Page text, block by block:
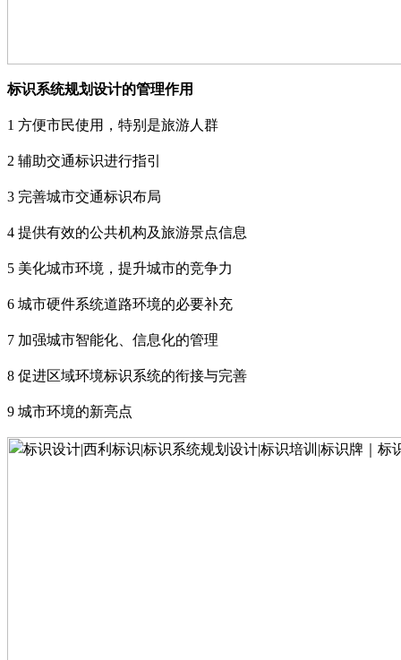
标识系统规划设计的管理作用
1 方便市民使用，特别是旅游人群
2 辅助交通标识进行指引
3 完善城市交通标识布局
4 提供有效的公共机构及旅游景点信息
5 美化城市环境，提升城市的竞争力
6 城市硬件系统道路环境的必要补充
7 加强城市智能化、信息化的管理
8 促进区域环境标识系统的衔接与完善
9 城市环境的新亮点